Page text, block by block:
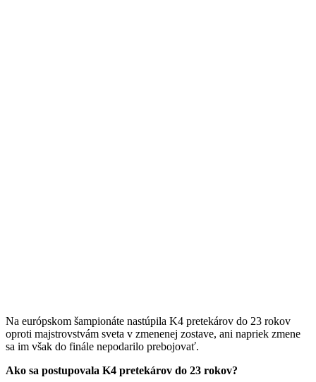
Na európskom šampionáte nastúpila K4 pretekárov do 23 rokov
oproti majstrovstvám sveta v zmenenej zostave, ani napriek zmene
sa im však do finále nepodarilo prebojovať.
Ako sa postupovala K4 pretekárov do 23 rokov?